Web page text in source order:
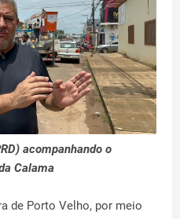
acompanhando o
Calama
de Porto Velho, por meio